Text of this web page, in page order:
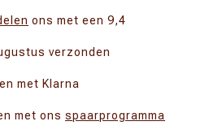
ons met een 9,4
verzonden
met Klarna
met ons spaarprogramma